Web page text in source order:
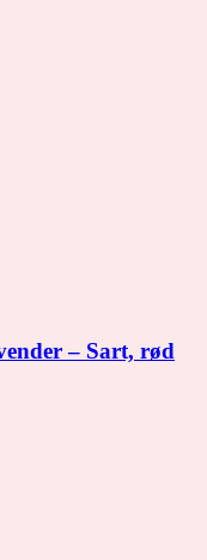
– Sart, rød